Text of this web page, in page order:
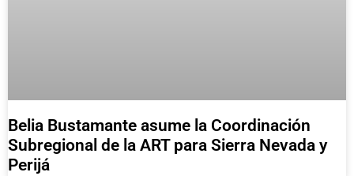
Belia Bustamante asume la Coordinación
Subregional de la ART para Sierra Nevada y
Perijá